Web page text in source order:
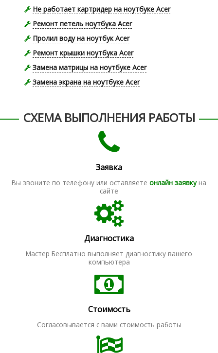
Не работает картридер на ноутбуке Acer
Ремонт петель ноутбука Acer
Пролил воду на ноутбук Acer
Ремонт крышки ноутбука Acer
Замена матрицы на ноутбуке Acer
Замена экрана на ноутбуке Acer
СХЕМА ВЫПОЛНЕНИЯ РАБОТЫ
Заявка
Вы звоните по телефону или оставляете онлайн заявкуна
сайте
Диагностика
Мастер Бесплатно выполняет диагностику вашего
компьютера
Стоимость
Согласовывается с вами стоимость работы